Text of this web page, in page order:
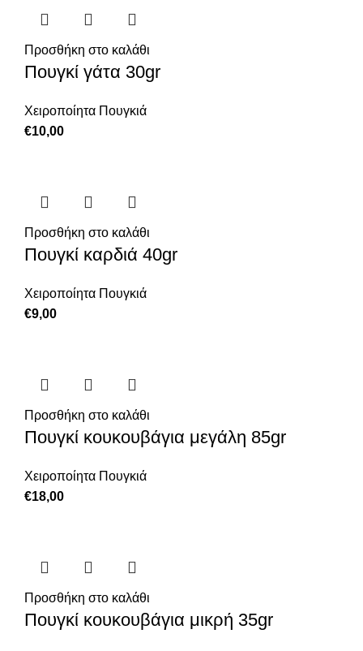
Προσθήκη στο καλάθι
Πουγκί γάτα 30gr
Χειροποίητα Πουγκιά
€10,00
Προσθήκη στο καλάθι
Πουγκί καρδιά 40gr
Χειροποίητα Πουγκιά
€9,00
Προσθήκη στο καλάθι
Πουγκί κουκουβάγια μεγάλη 85gr
Χειροποίητα Πουγκιά
€18,00
Προσθήκη στο καλάθι
Πουγκί κουκουβάγια μικρή 35gr